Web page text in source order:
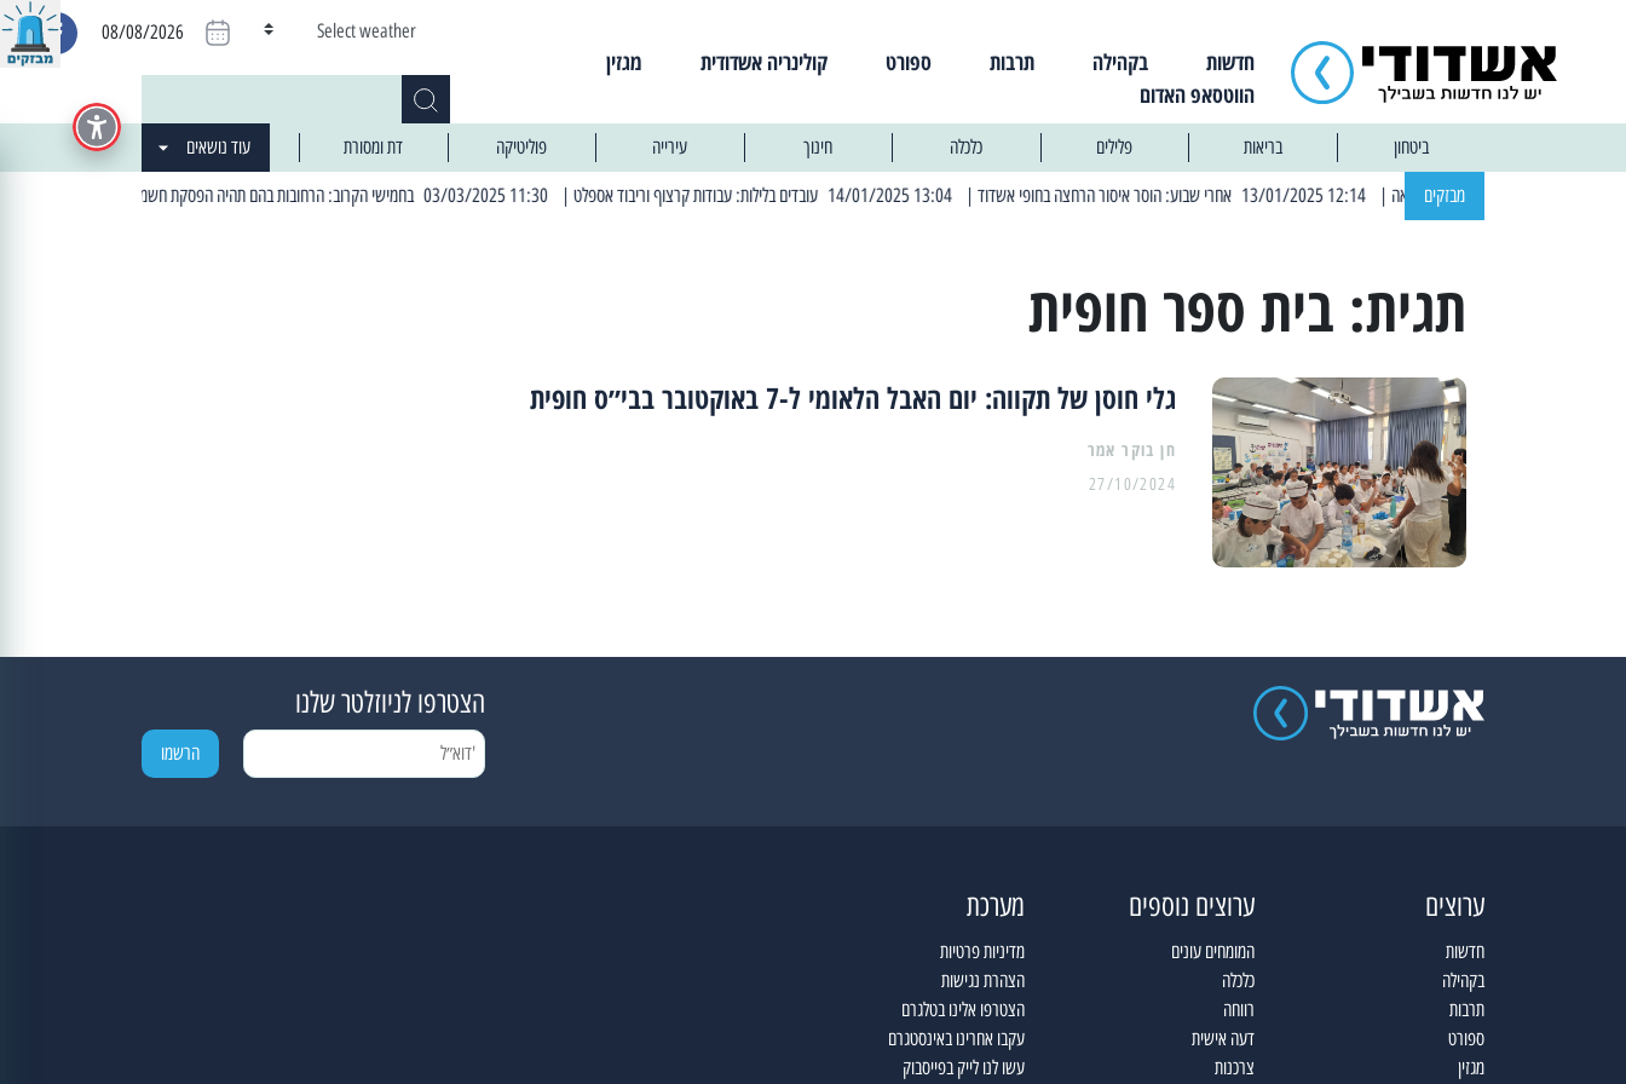
חדשות בקהילה תרבות ספורט קולינריה אשדודית
מגזין
הווטסאפ האדום
Select weather
08/08/2026
ביטחון בריאות פלילים כלכלה חינוך עירייה פוליטיקה דת ומסורת עוד נושאים
מבזקים | 12:14 13/01/2025 אחרי שבוע: הוסר איסור הרחצה בחופי אשדוד | 13:04 14/01/2025 עובדים בלילות: עבודות קרצוף וריבוד אספלט | 11:30 03/03/2025 בחמישי הקרוב: הרחובות בהם תהיה הפסקת חשמל יזומה
תגית: בית ספר חופית
גלי חוסן של תקווה: יום האבל הלאומי ל-7 באוקטובר בבי״ס חופית
27/10/2024
הצטרפו לניוזלטר שלנו
ערוצים
חדשות
בקהילה
תרבות
ספורט
מגזין
ערוצים נוספים
המומחים עונים
כלכלה
רווחה
דעה אישית
צרכנות
מערכת
מדיניות פרטיות
הצהרת נגישות
הצטרפו אלינו בטלגרם
עקבו אחרינו באינסטגרם
עשו לנו לייק בפייסבוק